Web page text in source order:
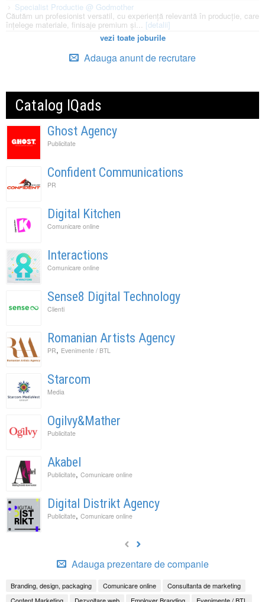
Specialist Productie @ Godmother
Căutăm un profesionist versatil, cu experiență relevantă în producție, care
înțelege materiale, finisaje premium și... [detalii]
vezi toate joburile
Adauga anunt de recrutare
Catalog IQads
Ghost Agency
Publicitate
Confident Communications
PR
Digital Kitchen
Comunicare online
Interactions
Comunicare online
Sense8 Digital Technology
Clienti
Romanian Artists Agency
PR, Evenimente / BTL
Starcom
Media
Ogilvy&Mather
Publicitate
Akabel
Publicitate, Comunicare online
Digital Distrikt Agency
Publicitate, Comunicare online
Adauga prezentare de companie
Branding, design, packaging Comunicare online
Consultanta de marketing
Content Marketing
Dezvoltare web Employer Branding Evenimente / BTL